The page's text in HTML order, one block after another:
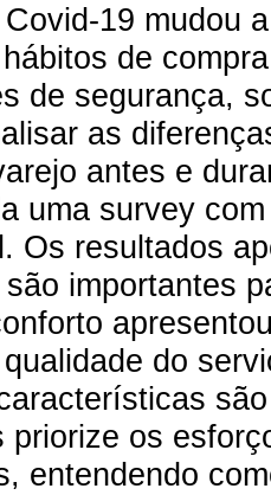
19 mudou
de
de segurança,
as
antes e
uma survey
Os resultados
importantes
do
priorize os
entendendo